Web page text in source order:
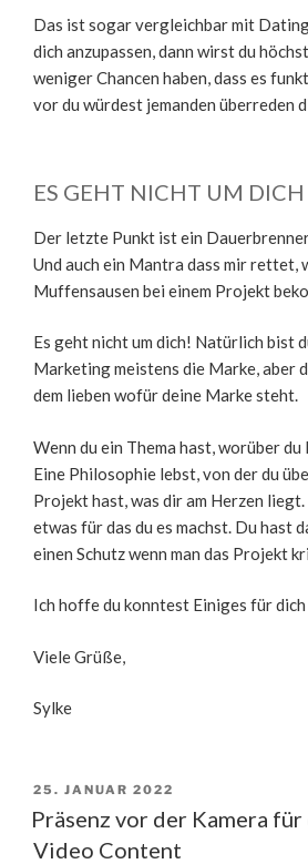
Das ist sogar vergleichbar mit
dich anzupassen, dann wirst du
weniger Chancen haben, dass es
vor du würdest jemanden überreden
ES GEHT NICHT UM DICH
Der letzte Punkt ist ein
Und auch ein Mantra dass mir rettet,
Muffensausen bei einem Projekt
Es geht nicht um dich! Natürlich bist
Marketing meistens die Marke, aber
dem lieben wofür deine Marke steht.
Wenn du ein Thema hast, worüber du
Eine Philosophie lebst, von der du
Projekt hast, was dir am Herzen
etwas für das du es machst. Du hast
einen Schutz wenn man das Projekt
Ich hoffe du konntest Einiges für dich
Viele Grüße,
Sylke
VERÖFFENTLICHT
AM
25. JANUAR 2022
Präsenz vor der Kamera
Video Content